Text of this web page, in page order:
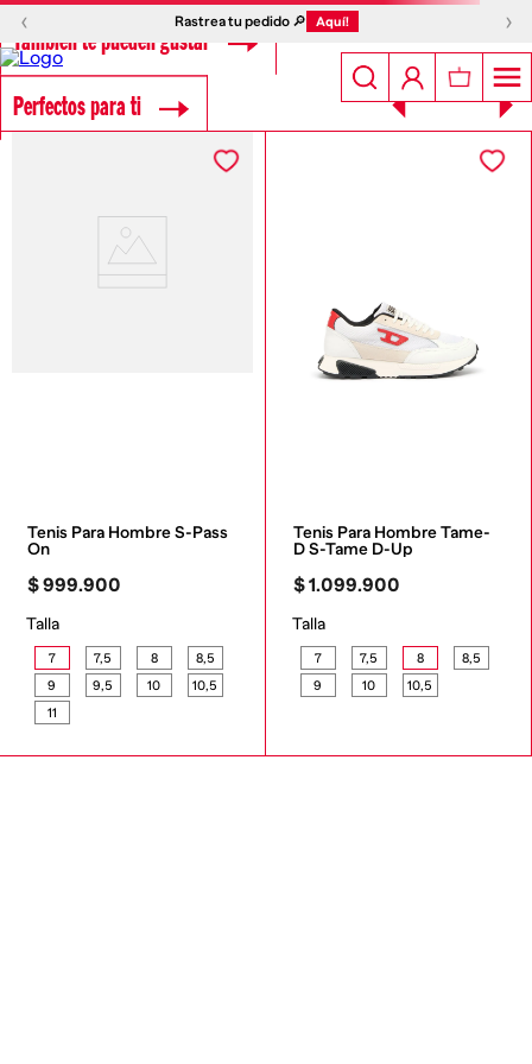
‹ Rastrea tu pedido 🔎 Aquí! ›
También te pueden gustar
Perfectos para ti
Tenis Para Hombre S-Pass
On
$999.900
Talla
7 7,5 8
8,5
9
9,5 10
10,5
11
Tenis Para Hombre Tame-
D S-Tame D-Up
$1.099.900
Talla
7 7,5 8
8,5
9
10 10,5